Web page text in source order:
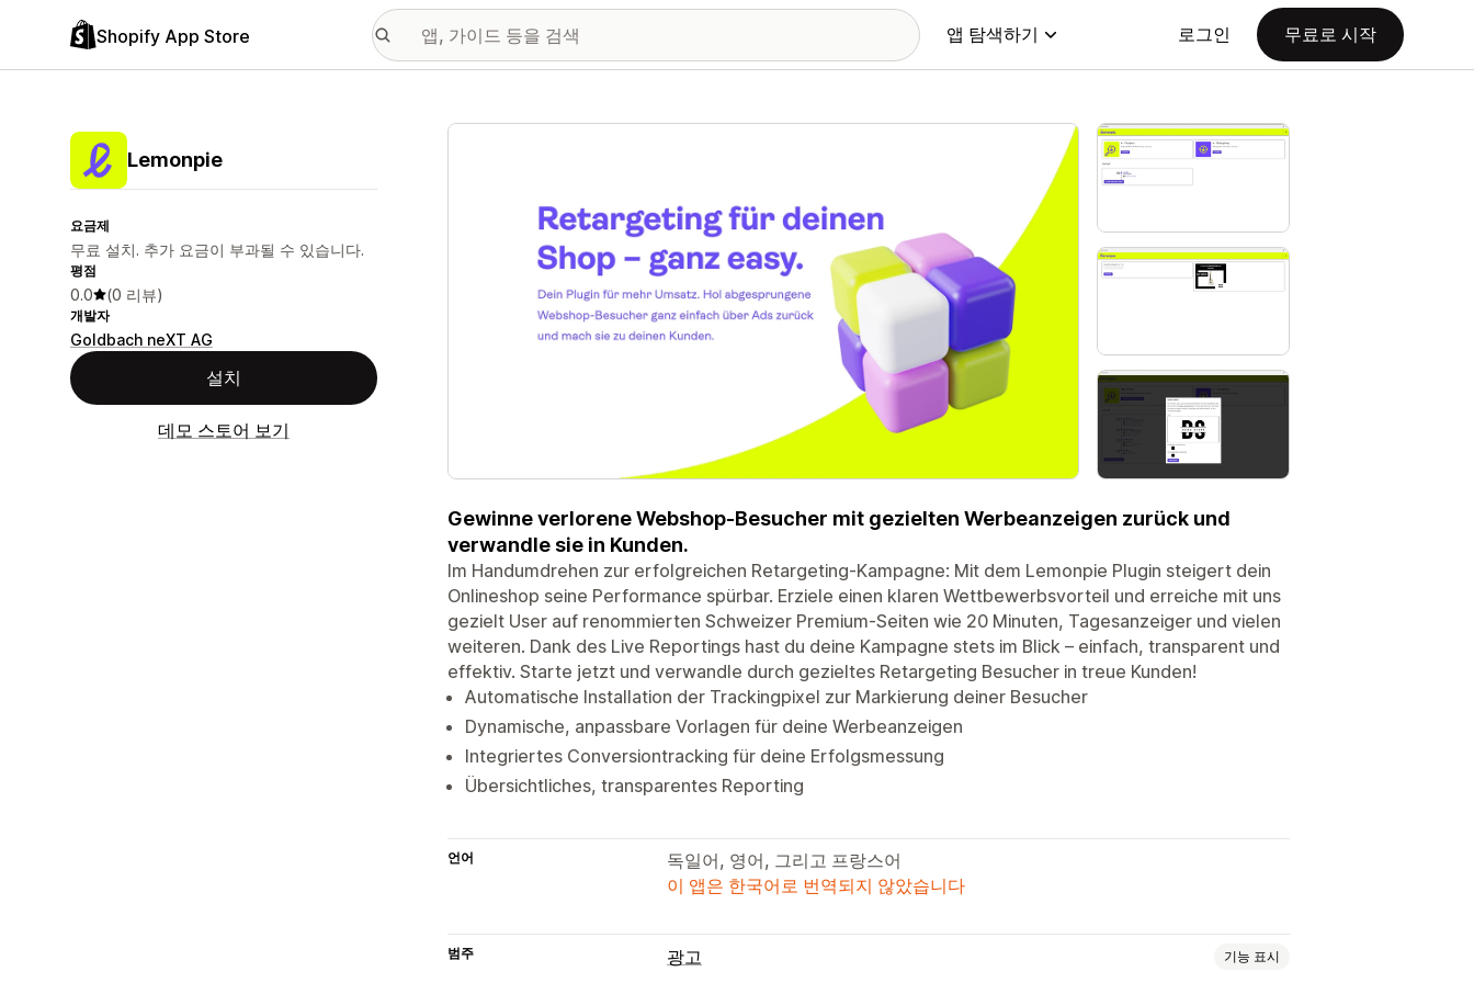
Shopify App Store 앱 탐색하기 로그인 무료로 시작
Lemonpie
요금제
무료 설치. 추가 요금이 부과될 수 있습니다.
평점
0.0 (0 리뷰)
개발자
Goldbach neXT AG
설치
데모 스토어 보기
추천 이미지 갤러리
Gewinne verlorene Webshop-Besucher mit gezielten Werbeanzeigen zurück und
verwandle sie in Kunden.
Im Handumdrehen zur erfolgreichen Retargeting-Kampagne: Mit dem Lemonpie Plugin steigert dein
Onlineshop seine Performance spürbar. Erziele einen klaren Wettbewerbsvorteil und erreiche mit uns
gezielt User auf renommierten Schweizer Premium-Seiten wie 20 Minuten, Tagesanzeiger und vielen
weiteren. Dank des Live Reportings hast du deine Kampagne stets im Blick – einfach, transparent und
effektiv. Starte jetzt und verwandle durch gezieltes Retargeting Besucher in treue Kunden!
Automatische Installation der Trackingpixel zur Markierung deiner Besucher
Dynamische, anpassbare Vorlagen für deine Werbeanzeigen
Integriertes Conversiontracking für deine Erfolgsmessung
Übersichtliches, transparentes Reporting
언어
독일어, 영어, 그리고 프랑스어
이 앱은 한국어로 번역되지 않았습니다
범주 광고 기능 표시